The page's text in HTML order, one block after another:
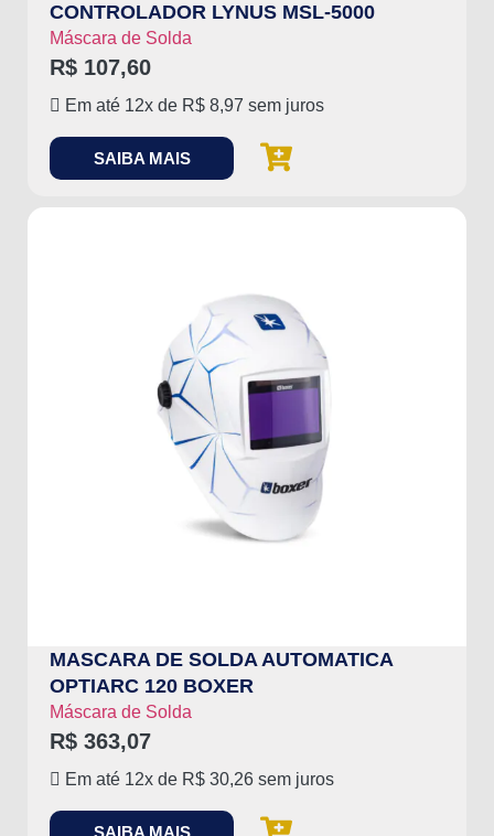
CONTROLADOR LYNUS MSL-5000
Máscara de Solda
R$ 107,60
Em até 12x de R$ 8,97 sem juros
SAIBA MAIS
MASCARA DE SOLDA AUTOMATICA
OPTIARC 120 BOXER
Máscara de Solda
R$ 363,07
Em até 12x de R$ 30,26 sem juros